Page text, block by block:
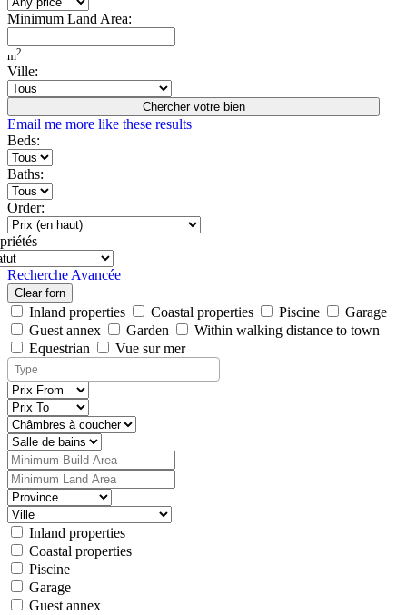
Minimum Land Area:
m2
Ville:
Chercher votre bien
Email me more like these results
Beds:
Baths:
Order:
Recherche Avancée
Clear forn
Inland properties Coastal properties Piscine
Garage
Guest annex
Garden
Within walking distance to town
Equestrian
Vue sur mer
Inland properties
Coastal properties
Piscine
Garage
Guest annex